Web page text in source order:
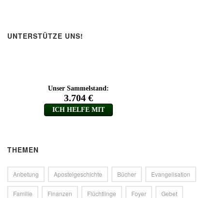
UNTERSTÜTZE UNS!
THEMEN
Anbetung Apostelgeschichte Bücher Evangelisation
Familie Finanzen Flüchtlinge Foyer Gebet